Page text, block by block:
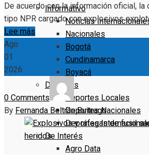
Informativo
Noticias
Nacionales
Bogotá
Cundinamarca
Boyacá
Deportes
Deportes Locales
Deportes Nacionales
Deportes
De Interés
Agro Data
De acuerdo con la información oficial, la
tipo NPR cargado con explosivos
Lee más
Ago
01
2026
0 Comments
By Fernanda Beltrán Buitrago